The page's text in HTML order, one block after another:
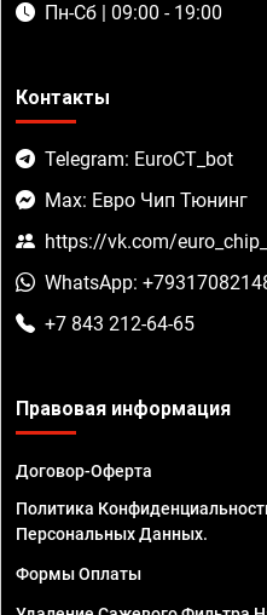
Пн-Сб | 09:00 - 19:00
Контакты
Telegram: EuroCT_bot
Max: Евро Чип Тюнинг
https://vk.com/
WhatsApp:
+7 843 212-64-65
Правовая информация
Договор-Оферта
Политика
Персональных Данных.
Формы Оплаты